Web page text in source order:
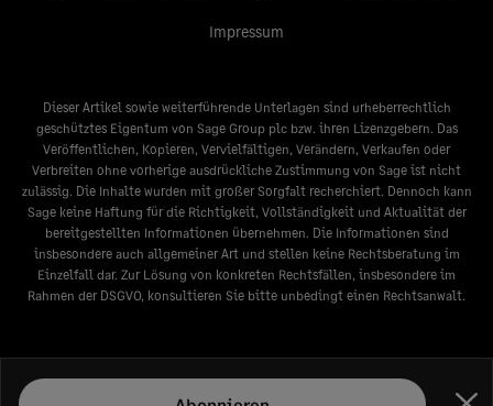
Impressum
Dieser Artikel sowie weiterführende Unterlagen sind urheberrechtlich
geschütztes Eigentum von Sage Group plc bzw. ihren Lizenzgebern. Das
Veröffentlichen, Kopieren, Vervielfältigen, Verändern, Verkaufen oder
Verbreiten ohne vorherige ausdrückliche Zustimmung von Sage ist nicht
zulässig. Die Inhalte wurden mit großer Sorgfalt recherchiert. Dennoch kann
Sage keine Haftung für die Richtigkeit, Vollständigkeit und Aktualität der
bereitgestellten Informationen übernehmen. Die Informationen sind
insbesondere auch allgemeiner Art und stellen keine Rechtsberatung im
Einzelfall dar. Zur Lösung von konkreten Rechtsfällen, insbesondere im
Rahmen der DSGVO, konsultieren Sie bitte unbedingt einen Rechtsanwalt.